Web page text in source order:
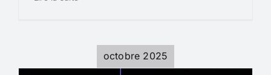
octobre 2025